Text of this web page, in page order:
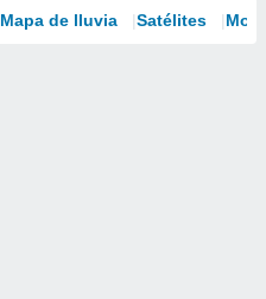
Mapa de lluvia Satélites